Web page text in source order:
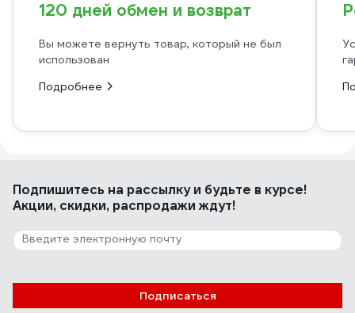
120 дней обмен и возврат
Вы можете вернуть товар, который не был
использован
Подробнее
Подпишитесь на рассылкуи будьте в курсе!
Акции, скидки, распродажи ждут!
Подписаться